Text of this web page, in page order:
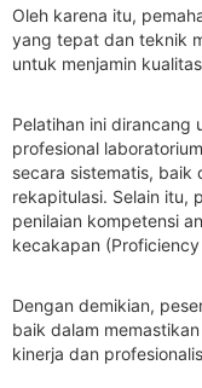
Oleh karena itu,
yang tepat dan teknik
untuk menjamin
Pelatihan ini dirancang
profesional
secara sistematis, baik
rekapitulasi. Selain itu,
penilaian kompetensi
kecakapan
Dengan demikian,
baik dalam
kinerja dan